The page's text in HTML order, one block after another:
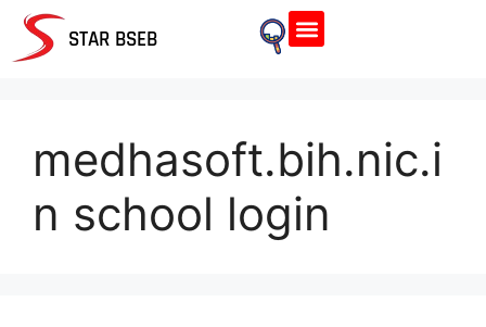
STAR BSEB
medhasoft.bih.nic.i
n school login